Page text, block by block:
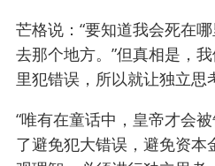
芒格说：“要知道我会死在
去那个地方。”但真相是，
里犯错误，所以就让独立思
“唯有在童话中，皇帝才会
了避免犯大错误，避免资本